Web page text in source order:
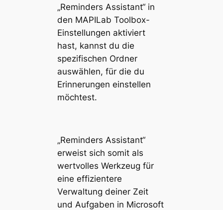
„Reminders Assistant“ in
den MAPILab Toolbox-
Einstellungen aktiviert
hast, kannst du die
spezifischen Ordner
auswählen, für die du
Erinnerungen einstellen
möchtest​​.
„Reminders Assistant“
erweist sich somit als
wertvolles Werkzeug für
eine effizientere
Verwaltung deiner Zeit
und Aufgaben in Microsoft